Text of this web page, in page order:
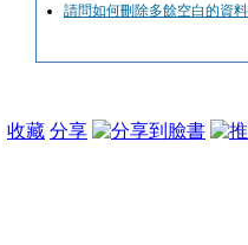
請問如何刪除多餘空白的資
收藏 分享